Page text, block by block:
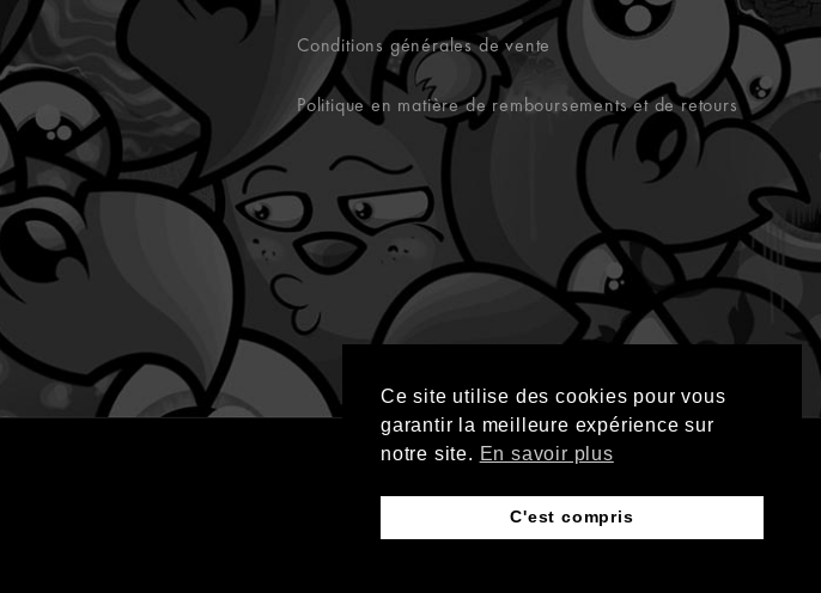
Conditions générales de vente
Politique en matière de remboursements et de retours
Ce site utilise des cookies pour vous
garantir la meilleure expérience sur
notre site. En savoir plus
C'est compris